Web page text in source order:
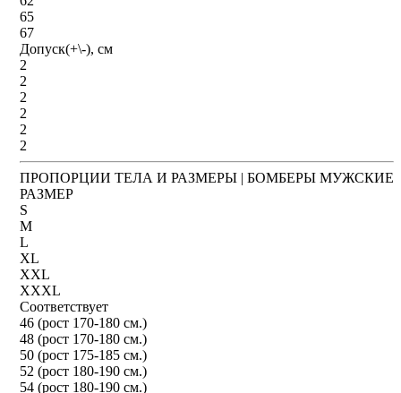
65
67
Допуск(+\-), см
2
2
2
2
2
2
ПРОПОРЦИИ ТЕЛА И РАЗМЕРЫ | БОМБЕРЫ МУЖСКИЕ
РАЗМЕР
S
M
L
XL
XXL
XXXL
Соответствует
46 (рост 170-180 см.)
48 (рост 170-180 см.)
50 (рост 175-185 см.)
52 (рост 180-190 см.)
54 (рост 180-190 см.)